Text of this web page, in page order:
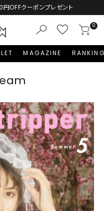
イントプレゼント！
0
MAGAZINE